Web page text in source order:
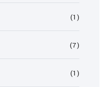
(1)
(7)
(1)